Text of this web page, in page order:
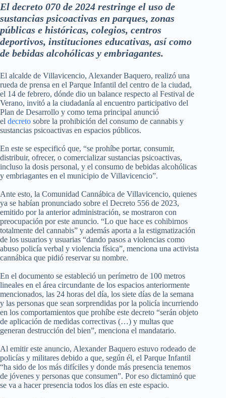
El decreto 070 de 2024 restringe el uso de
sustancias psicoactivas en parques, zonas
públicas e históricas, colegios, centros
deportivos, instituciones educativas, así como
de bebidas alcohólicas y embriagantes.
El alcalde de Villavicencio, Alexander Baquero, realizó una
rueda de prensa en el Parque Infantil del centro de la ciudad,
el 14 de febrero, dónde dio un balance respecto al Festival de
Verano, invitó a la ciudadanía al encuentro participativo del
Plan de Desarrollo y como tema principal anunció
el decreto sobre la prohibición del consumo de cannabis y
sustancias psicoactivas en espacios públicos.
En este se especificó que, “se prohíbe portar, consumir,
distribuir, ofrecer, o comercializar sustancias psicoactivas,
incluso la dosis personal, y el consumo de bebidas alcohólicas
y embriagantes en el municipio de Villavicencio”.
Ante esto, la Comunidad Cannábica de Villavicencio, quienes
ya se habían pronunciado sobre el Decreto 556 de 2023,
emitido por la anterior administración, se mostraron con
preocupación por este anuncio. “Lo que hace es cohibirnos
totalmente del cannabis” y además aporta a la estigmatización
de los usuarios y usuarias “dando pasos a violencias como
abuso policía verbal y violencia física”, menciona una activista
cannábica que pidió reservar su nombre.
En el documento se estableció un perímetro de 100 metros
lineales en el área circundante de los espacios anteriormente
mencionados, las 24 horas del día, los siete días de la semana
y las personas que sean sorprendidas por la policía incurriendo
en los comportamientos que prohíbe este decreto “serán objeto
de aplicación de medidas correctivas (…) y multas que
generan destrucción del bien”, menciona el mandatario.
Al emitir este anuncio, Alexander Baquero estuvo rodeado de
policías y militares debido a que, según él, el Parque Infantil
“ha sido de los más difíciles y donde más presencia tenemos
de jóvenes y personas que consumen”. Por eso dictaminó que
se va a hacer presencia todos los días en este espacio.